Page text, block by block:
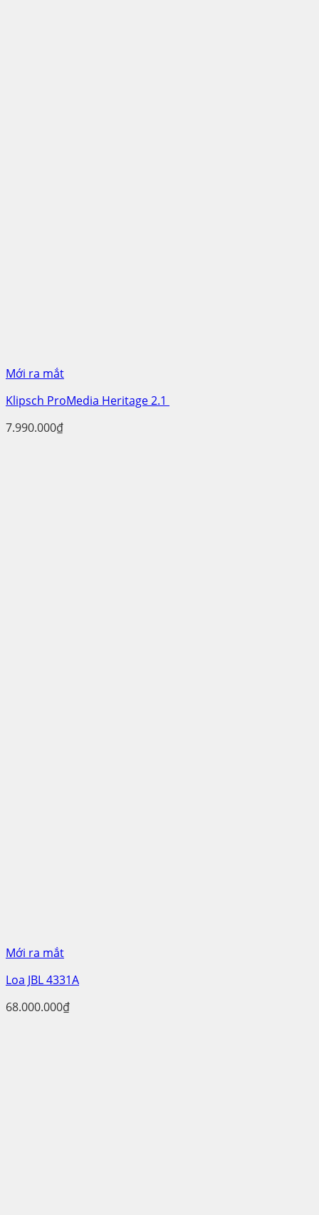
Mới ra mắt
Klipsch ProMedia Heritage 2.1
7.990.000₫
Mới ra mắt
Loa JBL 4331A
68.000.000₫